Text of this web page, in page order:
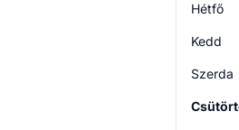
Hétfő
Kedd
Szerda